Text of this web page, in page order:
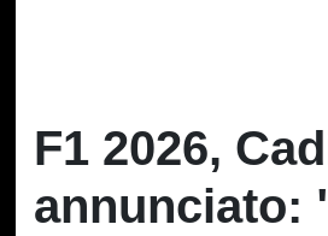
F1 2026,
annunciato: